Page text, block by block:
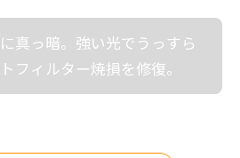
真っ暗。強い光でうっすら
フィルター焼損を修復。